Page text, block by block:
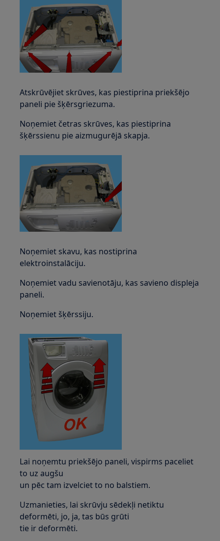
Atskrūvējiet skrūves, kas piestiprina priekšējo
paneli pie šķērsgriezuma.
Noņemiet četras skrūves, kas piestiprina
šķērssienu pie aizmugurējā skapja.
Noņemiet skavu, kas nostiprina
elektroinstalāciju.
Noņemiet vadu savienotāju, kas savieno displeja
paneli.
Noņemiet šķērssiju.
Lai noņemtu priekšējo paneli, vispirms paceliet
to uz augšu
un pēc tam izvelciet to no balstiem.
Uzmanieties, lai skrūvju sēdekļi netiktu
deformēti, jo, ja, tas būs grūti
tie ir deformēti.